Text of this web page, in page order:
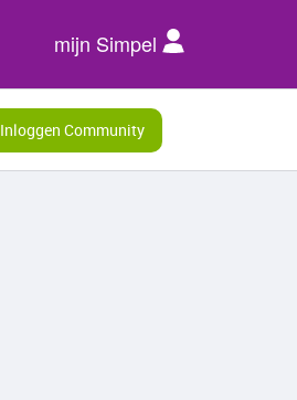
mijn Simpel
Inloggen Community